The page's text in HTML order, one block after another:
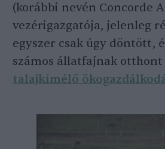
(korábbi nevén Concorde
vezérigazgatója, jelenleg
egyszer csak úgy döntött,
számos állatfajnak
talajkímélő